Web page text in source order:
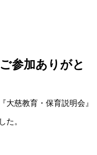
参加ありがと
大慈教育・保育説明会』
た。